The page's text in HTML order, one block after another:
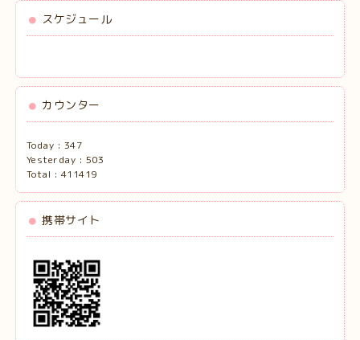
スケジュール
カウンター
Today : 347
Yesterday : 503
Total : 411419
携帯サイト